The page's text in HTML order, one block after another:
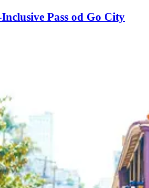
Pass od Go City